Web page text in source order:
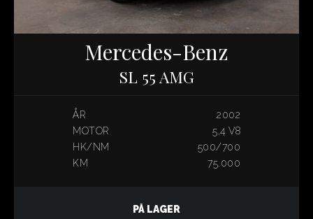
Mercedes-Benz
SL 55 AMG
ÅR
2002
MOTOR
5,4 V8
HK/NM
500/700
KM
75.000
PÅ LAGER